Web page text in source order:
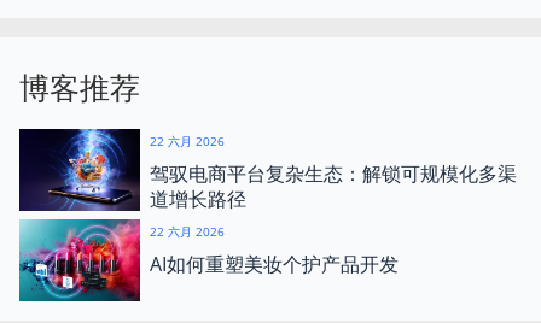
博客推荐
22 六月 2026
驾驭电商平台复杂生态：解锁可规模化多渠
道增长路径
22 六月 2026
AI如何重塑美妆个护产品开发